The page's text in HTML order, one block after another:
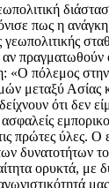
πως η ανάγκη
πραγματωθούν
«Ο πόλεμος
μεταξύ Ασίας
ότι δεν
πρώτες ύλες. Ο
δυνατοτήτων
ορυκτά, με